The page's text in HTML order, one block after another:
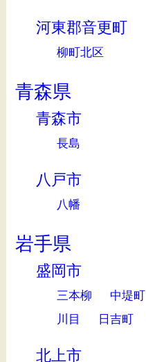
河東郡音更町
柳町北区
青森県
青森市
長島
八戸市
八幡
岩手県
盛岡市
三本柳 中堤町
川目
日吉町
北上市